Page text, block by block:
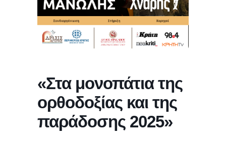
«Στα μονοπάτια της
ορθοδοξίας και της
παράδοσης 2025»